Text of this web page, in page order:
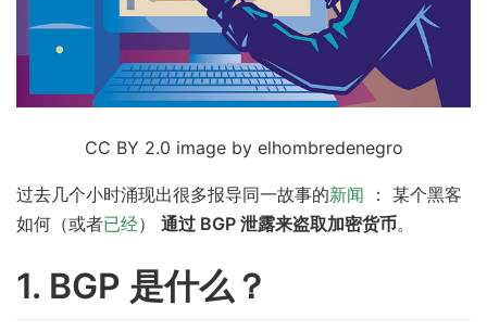
CC BY 2.0 image by elhombredenegro
过去几个小时涌现出很多报导同一故事的新闻
： 某个黑客
如何（或者已经） 通过 BGP 泄露来盗取加密货币。
1. BGP 是什么？